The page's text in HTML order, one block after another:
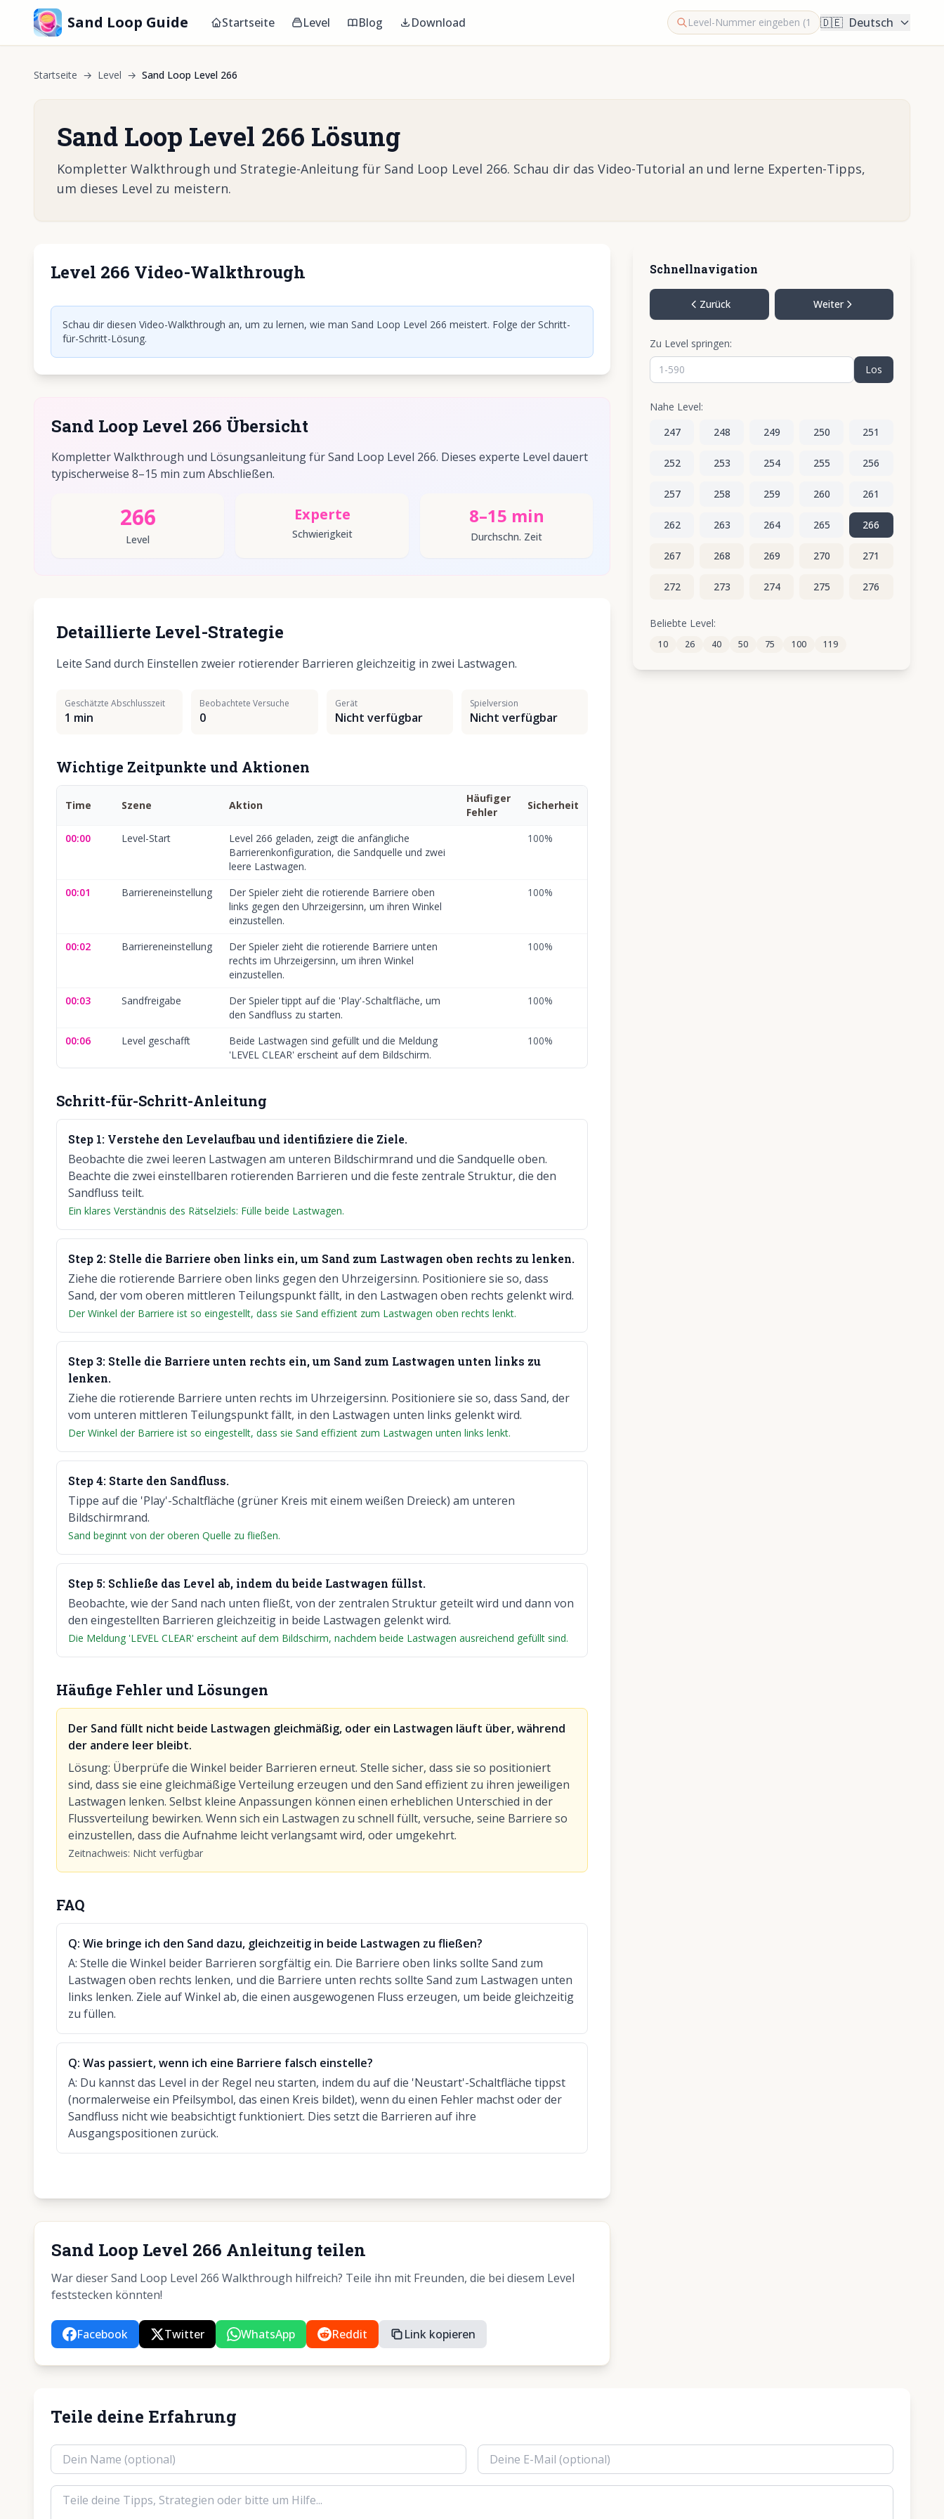
Sand Loop Guide Startseite Level Blog Download 🇩🇪 Deutsch
Startseite → Level → Sand Loop Level 266
Sand Loop Level 266 Lösung
Kompletter Walkthrough und Strategie-Anleitung für Sand Loop Level 266. Schau dir das Video-Tutorial an und lerne Experten-Tipps,
um dieses Level zu meistern.
Level 266 Video-WalkthroughKlicken, um Video abzuspielen
Schau dir diesen Video-Walkthrough an, um zu lernen, wie man Sand Loop Level 266 meistert. Folge der Schritt-
für-Schritt-Lösung.
Sand Loop Level 266 Übersicht
Kompletter Walkthrough und Lösungsanleitung für Sand Loop Level 266. Dieses experte Level dauert
typischerweise 8–15 min zum Abschließen.
266
Level
Experte
Schwierigkeit
8–15 min
Durchschn. Zeit
Detaillierte Level-Strategie
Leite Sand durch Einstellen zweier rotierender Barrieren gleichzeitig in zwei Lastwagen.
Geschätzte Abschlusszeit
1 min
Beobachtete Versuche
0
Gerät
Nicht verfügbar
Spielversion
Nicht verfügbar
Wichtige Zeitpunkte und Aktionen
Time Szene Aktion
Häufiger
Fehler
Sicherheit
00:00 Level-Start
Level 266 geladen, zeigt die anfängliche
Barrierenkonfiguration, die Sandquelle und zwei
leere Lastwagen.
100%
00:01 Barriereneinstellung
Der Spieler zieht die rotierende Barriere oben
links gegen den Uhrzeigersinn, um ihren Winkel
einzustellen.
100%
00:02 Barriereneinstellung
Der Spieler zieht die rotierende Barriere unten
rechts im Uhrzeigersinn, um ihren Winkel
einzustellen.
100%
00:03 Sandfreigabe
Der Spieler tippt auf die 'Play'-Schaltfläche, um
den Sandfluss zu starten.
100%
00:06 Level geschafft
Beide Lastwagen sind gefüllt und die Meldung
'LEVEL CLEAR' erscheint auf dem Bildschirm.
100%
Schritt-für-Schritt-Anleitung
Step 1: Verstehe den Levelaufbau und identifiziere die Ziele.
Beobachte die zwei leeren Lastwagen am unteren Bildschirmrand und die Sandquelle oben.
Beachte die zwei einstellbaren rotierenden Barrieren und die feste zentrale Struktur, die den
Sandfluss teilt.
Ein klares Verständnis des Rätselziels: Fülle beide Lastwagen.
Step 2: Stelle die Barriere oben links ein, um Sand zum Lastwagen oben rechts zu lenken.
Ziehe die rotierende Barriere oben links gegen den Uhrzeigersinn. Positioniere sie so, dass
Sand, der vom oberen mittleren Teilungspunkt fällt, in den Lastwagen oben rechts gelenkt wird.
Der Winkel der Barriere ist so eingestellt, dass sie Sand effizient zum Lastwagen oben rechts lenkt.
Step3: Stelle die Barriere unten rechts ein, um Sand zum Lastwagen unten links zu
lenken.
Ziehe die rotierende Barriere unten rechts im Uhrzeigersinn. Positioniere sie so, dass Sand, der
vom unteren mittleren Teilungspunkt fällt, in den Lastwagen unten links gelenkt wird.
Der Winkel der Barriere ist so eingestellt, dass sie Sand effizient zum Lastwagen unten links lenkt.
Step4: Starte den Sandfluss.
Tippe auf die 'Play'-Schaltfläche (grüner Kreis mit einem weißen Dreieck) am unteren
Bildschirmrand.
Sand beginnt von der oberen Quelle zu fließen.
Step 5: Schließe das Level ab, indem du beide Lastwagen füllst.
Beobachte, wie der Sand nach unten fließt, von der zentralen Struktur geteilt wird und dann von
den eingestellten Barrieren gleichzeitig in beide Lastwagen gelenkt wird.
Die Meldung 'LEVEL CLEAR' erscheint auf dem Bildschirm, nachdem beide Lastwagen ausreichend gefüllt sind.
Häufige Fehler und Lösungen
Der Sand füllt nicht beide Lastwagen gleichmäßig, oder ein Lastwagen läuft über, während
der andere leer bleibt.
Lösung: Überprüfe die Winkel beider Barrieren erneut. Stelle sicher, dass sie so positioniert
sind, dass sie eine gleichmäßige Verteilung erzeugen und den Sand effizient zu ihren jeweiligen
Lastwagen lenken. Selbst kleine Anpassungen können einen erheblichen Unterschied in der
Flussverteilung bewirken. Wenn sich ein Lastwagen zu schnell füllt, versuche, seine Barriere so
einzustellen, dass die Aufnahme leicht verlangsamt wird, oder umgekehrt.
Zeitnachweis: Nicht verfügbar
FAQ
Q: Wie bringe ich den Sand dazu, gleichzeitig in beide Lastwagen zu fließen?
A: Stelle die Winkel beider Barrieren sorgfältig ein. Die Barriere oben links sollte Sand zum
Lastwagen oben rechts lenken, und die Barriere unten rechts sollte Sand zum Lastwagen unten
links lenken. Ziele auf Winkel ab, die einen ausgewogenen Fluss erzeugen, um beide gleichzeitig
zu füllen.
Q: Was passiert, wenn ich eine Barriere falsch einstelle?
A: Du kannst das Level in der Regel neu starten, indem du auf die 'Neustart'-Schaltfläche tippst
(normalerweise ein Pfeilsymbol, das einen Kreis bildet), wenn du einen Fehler machst oder der
Sandfluss nicht wie beabsichtigt funktioniert. Dies setzt die Barrieren auf ihre
Ausgangspositionen zurück.
Sand Loop Level 266 Anleitung teilen
War dieser Sand Loop Level 266 Walkthrough hilfreich? Teile ihn mit Freunden, die bei diesem Level
feststecken könnten!
Facebook Twitter WhatsApp Reddit Link kopieren
Schnellnavigation
Zurück Weiter
Zu Level springen:
Los
Nahe Level:
247
248 249 250 251
252 253 254 255 256
257 258 259 260 261
262 263 264 265 266
267 268 269 270 271
272 273 274 275 276
277
282 283 284 285
Beliebte Level:
10 26 40 50 75 100 119
Teile deine Erfahrung